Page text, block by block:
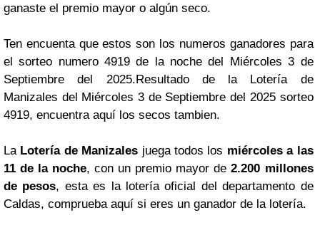
ganaste el premio mayor o algún seco.
Ten encuenta que estos son los numeros ganadores para
el sorteo numero 4919 de la noche del Miércoles 3 de
Septiembre del 2025.Resultado de la Lotería de
Manizales del Miércoles 3 de Septiembre del 2025 sorteo
4919, encuentra aquí los secos tambien.
La Lotería de Manizales juega todos los miércoles a las
11 de la noche, con un premio mayor de2.200 millones
de pesos, esta es la lotería oficial del departamento de
Caldas, comprueba aquí si eres un ganador de la lotería.